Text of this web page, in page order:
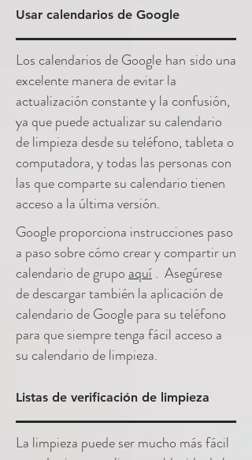
Usar calendarios de Google
Los calendarios de Google han sido una
excelente manera de evitar la
actualización constante y la confusión,
ya que puede actualizar su calendario
de limpieza desde su teléfono, tableta o
computadora, y todas las personas con
las que comparte su calendario tienen
acceso a la última versión.
Google proporciona instrucciones paso
a paso sobre cómo crear y compartir un
calendario de grupo aquí. Asegúrese
de descargar también la aplicación de
calendario de Google para su teléfono
para que siempre tenga fácil acceso a
su calendario de limpieza.
Listas de verificación de limpieza
La limpieza puede ser mucho más fácil